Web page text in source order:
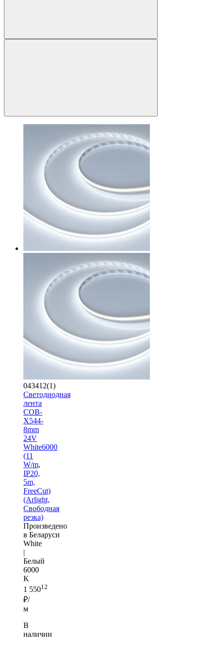
043412(1)
Светодиодная
лента
COB-
X544-
8mm
24V
White6000
(11
W/m,
IP20,
5m,
FreeCut)
(Arlight,
Свободная
резка)
Произведено
в Беларуси
White
|
Белый
6000
K
1 55012
₽/
м
В
наличии